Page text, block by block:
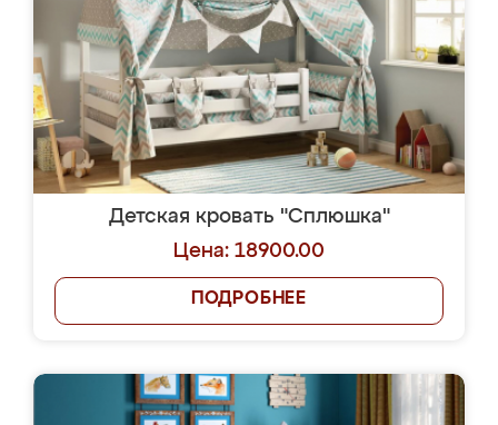
Детская кровать "Сплюшка"
Цена: 18900.00
ПОДРОБНЕЕ